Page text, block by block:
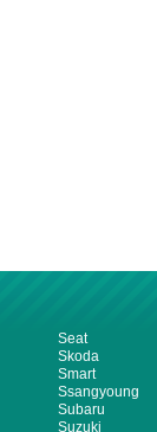
Seat
Skoda
Smart
Ssangyoung
Subaru
Suzuki